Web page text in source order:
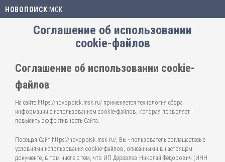
НОВОПОИСК .МСК
Соглашение об использовании
cookie-файлов
Соглашение об использовании cookie-
файлов
На сайте https://novopoisk.msk.ru/ применяется технология сбора
информации с использованием cookie-файлов, которая позволяет
повысить эффективность Сайта.
Посещая Сайт https://novopoisk.msk.ru/, Вы - пользователь соглашаетесь с
условиями использования cookie-файлов, описанными в настоящем
документе, в том числе с тем, что ИП Деревлев Николай Федорович (ИНН